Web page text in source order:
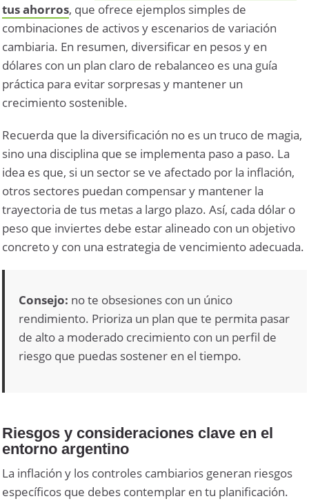
tus ahorros, que ofrece ejemplos simples de
combinaciones de activos y escenarios de variación
cambiaria. En resumen, diversificar en pesos y en
dólares con un plan claro de rebalanceo es una guía
práctica para evitar sorpresas y mantener un
crecimiento sostenible.
Recuerda que la diversificación no es un truco de magia,
sino una disciplina que se implementa paso a paso. La
idea es que, si un sector se ve afectado por la inflación,
otros sectores puedan compensar y mantener la
trayectoria de tus metas a largo plazo. Así, cada dólar o
peso que inviertes debe estar alineado con un objetivo
concreto y con una estrategia de vencimiento adecuada.
Consejo: no te obsesiones con un único
rendimiento. Prioriza un plan que te permita pasar
de alto a moderado crecimiento con un perfil de
riesgo que puedas sostener en el tiempo.
Riesgos y consideraciones clave en el
entorno argentino
La inflación y los controles cambiarios generan riesgos
específicos que debes contemplar en tu planificación.